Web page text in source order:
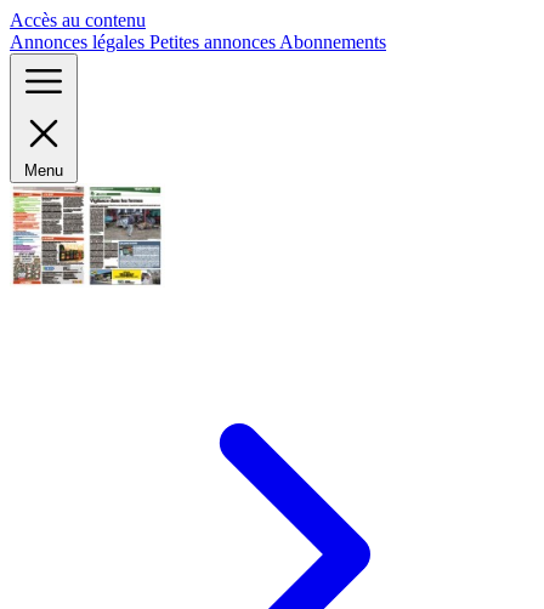
Accès au contenu
Annonces légales Petites annonces Abonnements
Menu
Panneau de gestion des cookies